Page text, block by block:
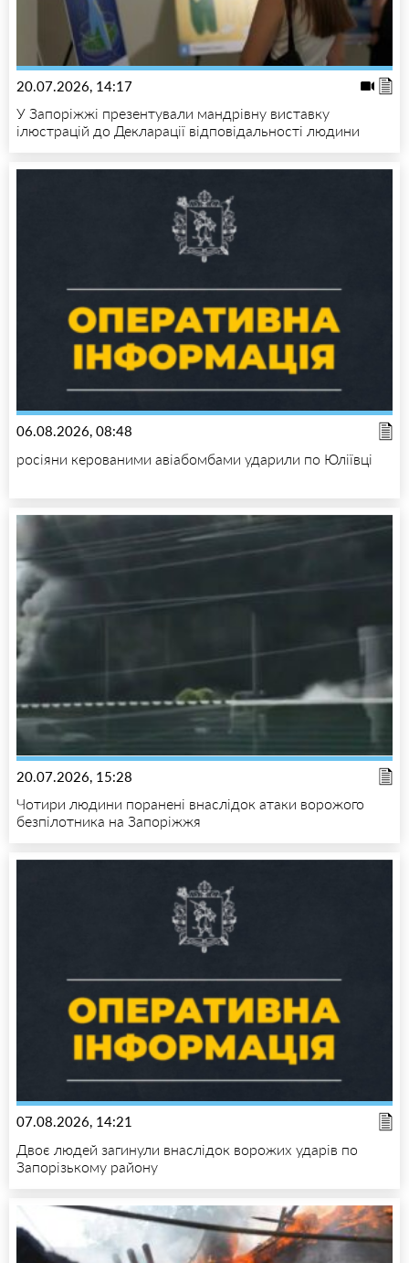
20.07.2026, 14:17
У Запоріжжі презентували мандрівну виставку
ілюстрацій до Декларації відповідальності людини
06.08.2026, 08:48
росіяни керованими авіабомбами ударили по Юліївці
20.07.2026, 15:28
Чотири людини поранені внаслідок атаки ворожого
безпілотника на Запоріжжя
07.08.2026, 14:21
Двоє людей загинули внаслідок ворожих ударів по
Запорізькому району